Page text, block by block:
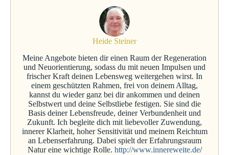
Heide Steiner
Meine Angebote bieten dir einen Raum der Regeneration
und Neuorientierung, sodass du mit neuen Impulsen und
frischer Kraft deinen Lebensweg weitergehen wirst. In
einem geschützten Rahmen, frei von deinem Alltag,
kannst du wieder ganz bei dir ankommen und deinen
Selbstwert und deine Selbstliebe festigen. Sie sind die
Basis deiner Lebensfreude, deiner Verbundenheit und
Zukunft. Ich begleite dich mit liebevoller Zuwendung,
innerer Klarheit, hoher Sensitivität und meinem Reichtum
an Lebenserfahrung. Dabei spielt der Erfahrungsraum
Natur eine wichtige Rolle. http://www.innereweite.de/